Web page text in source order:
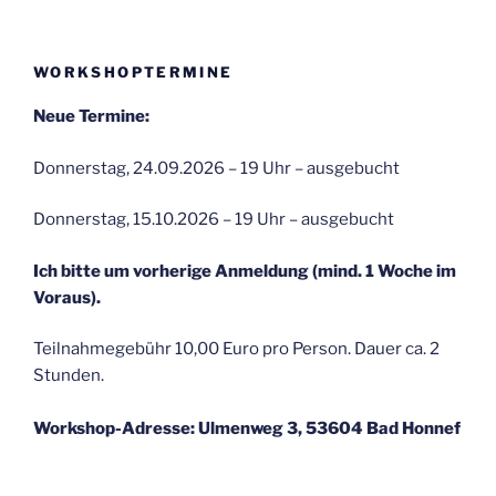
WORKSHOPTERMINE
Neue Termine:
Donnerstag, 24.09.2026 – 19 Uhr – ausgebucht
Donnerstag, 15.10.2026 – 19 Uhr – ausgebucht
Ich bitte um vorherige Anmeldung (mind. 1 Woche im
Voraus).
Teilnahmegebühr 10,00 Euro pro Person. Dauer ca. 2
Stunden.
Workshop-Adresse: Ulmenweg 3, 53604 Bad Honnef